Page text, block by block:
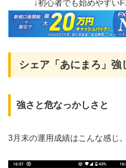
↓初心者でも始めやすい
シェア「あにまろ」強
強さと危なっかしさと
3月末の運用成績はこんな感じ。